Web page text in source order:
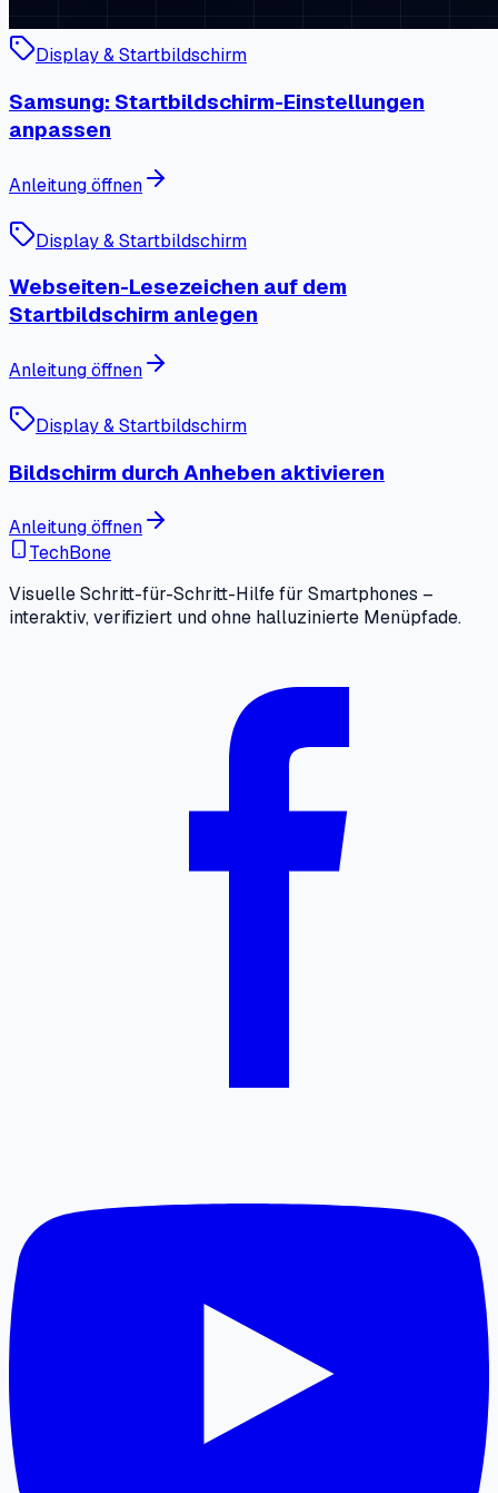
Display & Startbildschirm
Samsung: Startbildschirm-Einstellungen
anpassen
Anleitung öffnen
Display & Startbildschirm
Webseiten-Lesezeichen auf dem
Startbildschirm anlegen
Anleitung öffnen
Display & Startbildschirm
Bildschirm durch Anheben aktivieren
Anleitung öffnen
TechBone
Visuelle Schritt-für-Schritt-Hilfe für Smartphones –
interaktiv, verifiziert und ohne halluzinierte Menüpfade.